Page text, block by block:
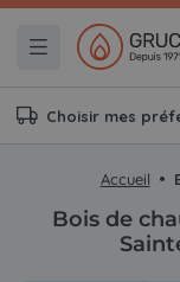
Choisir mes
Accueil
Bois de